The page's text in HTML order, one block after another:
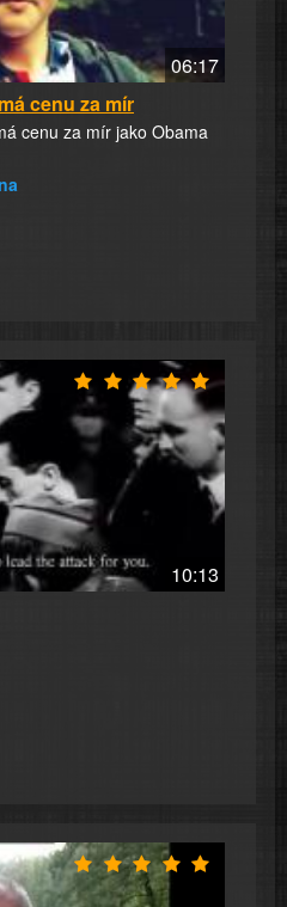
06:17
cenu za mír
cenu za mír jako Obama
10:13